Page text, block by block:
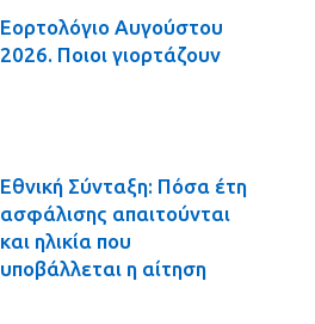
Εορτολόγιο Αυγούστου
2026. Ποιοι γιορτάζουν
Εθνική Σύνταξη: Πόσα έτη
ασφάλισης απαιτούνται
και ηλικία που
υποβάλλεται η αίτηση